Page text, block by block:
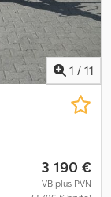
1 / 11
3 190 €
VB plus PVN